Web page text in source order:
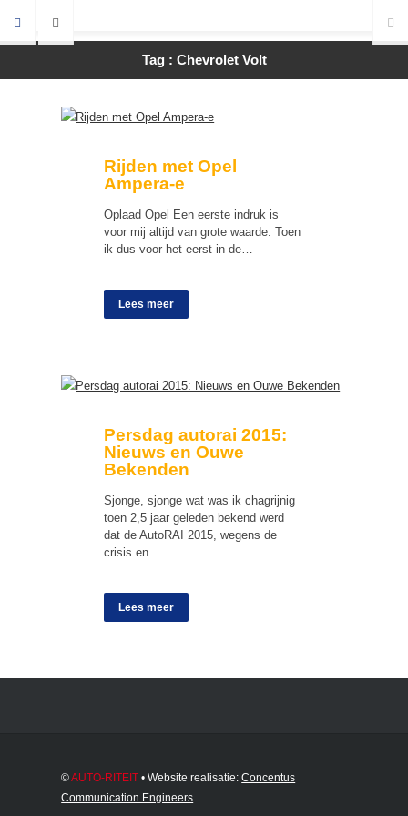
Tag : Chevrolet Volt
Rijden met Opel
Ampera-e
Oplaad Opel Een eerste indruk is
voor mij altijd van grote waarde. Toen
ik dus voor het eerst in de…
Lees meer
Persdag autorai 2015:
Nieuws en Ouwe
Bekenden
Sjonge, sjonge wat was ik chagrijnig
toen 2,5 jaar geleden bekend werd
dat de AutoRAI 2015, wegens de
crisis en…
Lees meer
©AUTO-RITEIT • Website realisatie:Concentus
Communication Engineers